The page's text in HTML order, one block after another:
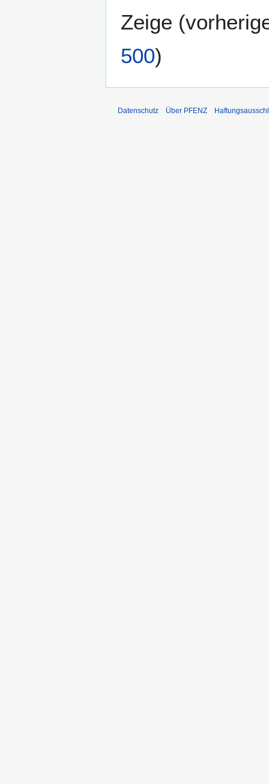
Zeige (
500)
Datenschutz Über PFENZ